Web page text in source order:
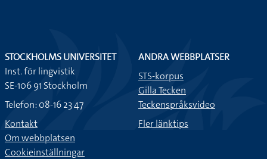
STOCKHOLMS UNIVERSITET
Inst. för lingvistik
SE-106 91 Stockholm
Telefon: 08-16 23 47
Kontakt
Om webbplatsen
Cookieinställningar
ANDRA WEBBPLATSER
STS-korpus
Gilla Tecken
Teckenspråksvideo
Fler länktips